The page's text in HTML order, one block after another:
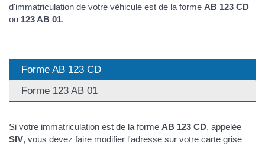
d'immatriculation de votre véhicule est de la forme AB 123 CD
ou 123 AB 01.
Forme AB 123 CD
Forme 123 AB 01
Si votre immatriculation est de la forme AB 123 CD, appelée
SIV, vous devez faire modifier l'adresse sur votre carte grise